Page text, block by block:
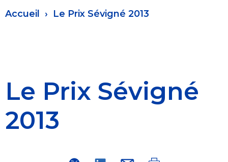
Fil
Accueil Le Prix Sévigné 2013
Le Prix Sévigné
2013